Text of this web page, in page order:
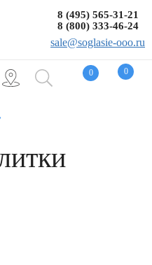
0 0
8 (495) 565-31-21
8 (800) 333-46-24
sale@soglasie-ooo.ru